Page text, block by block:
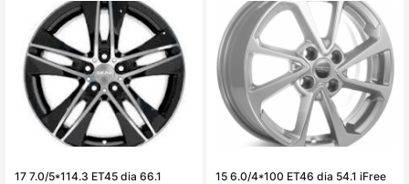
17 7.0/5*114.3 ET45 dia 66.1
15 6.0/4*100 ET46 dia 54.1 iFree